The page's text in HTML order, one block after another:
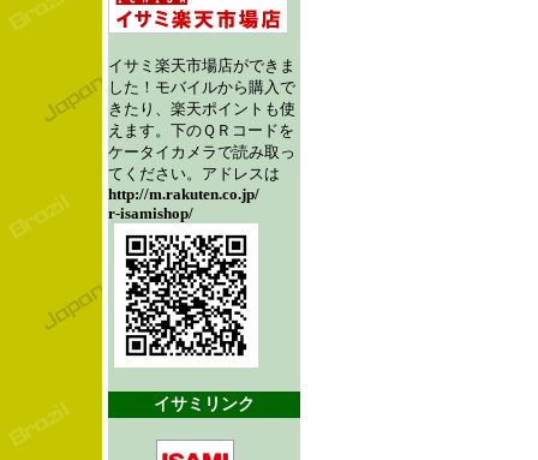
イサミ楽天市場店ができま
した！モバイルから購入で
きたり、楽天ポイントも使
えます。下のＱＲコードを
ケータイカメラで読み取っ
てください。アドレスは
http://m.rakuten.co.jp/
r-isamishop/
イサミリンク